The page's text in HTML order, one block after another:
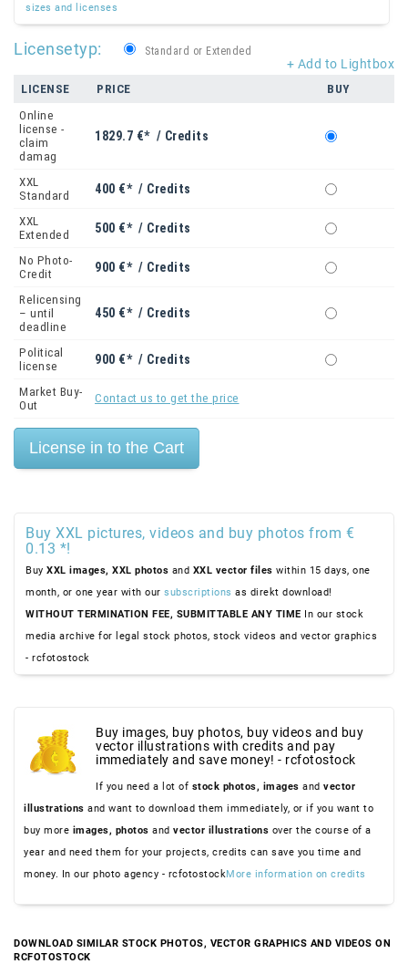
sizes and licenses
+ Add to Lightbox
Licensetyp: Standard or Extended
LICENSE PRICE
BUY
Online
license -
claim
damag
1829.7 €* / Credits
XXL
Standard
400 €* / Credits
XXL
Extended
500 €* / Credits
No Photo-
Credit
900 €* / Credits
Relicensing
– until
deadline
450 €* / Credits
Political
license
900 €* / Credits
Market Buy-
Out
Contact us to get the price
Buy XXL pictures, videos and buy photos from €
0.13 *!
Buy XXL images, XXL photos and XXL vector files within 15 days, one
month, or one year with our subscriptions as direkt download!
WITHOUT TERMINATION FEE, SUBMITTABLE ANY TIME In our stock
media archive for legal stock photos, stock videos and vector graphics
- rcfotostock
Buy images, buy photos, buy videos and buy
vector illustrations with credits and pay
immediately and save money! - rcfotostock
If you need a lot of stock photos, images and vector
illustrations and want to download them immediately, or if you want to
buy more images, photos and vector illustrations over the course of a
year and need them for your projects, credits can save you time and
money. In our photo agency - rcfotostockMore information on credits
DOWNLOAD SIMILAR STOCK PHOTOS, VECTOR GRAPHICS AND VIDEOS ON
RCFOTOSTOCK